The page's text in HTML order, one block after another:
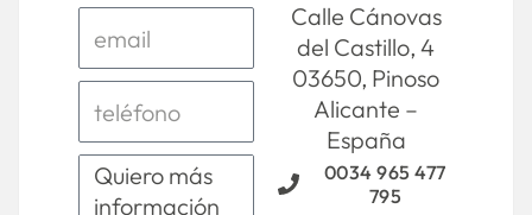
Calle Cánovas
del Castillo, 4
03650, Pinoso
Alicante –
España
0034 965 477
795